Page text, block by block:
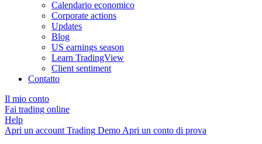
Calendario economico
Corporate actions
Updates
Blog
US earnings season
Learn TradingView
Client sentiment
Contatto
Il mio conto
Fai trading online
Help
Apri un account Trading Demo Apri un conto di prova